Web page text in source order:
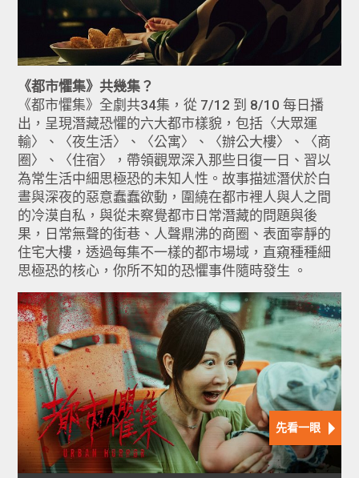
《都市懼集》共幾集？
《都市懼集》全劇共34集，從 7/12 到 8/10 每日播
出，呈現潛藏恐懼的六大都市樣貌，包括〈大眾運
輸〉、〈夜生活〉、〈公寓〉、〈辦公大樓〉、〈商
圈〉、〈住宿〉，帶領觀眾深入那些日復一日、習以
為常生活中細思極恐的未知人性。故事描述潛伏於白
晝與深夜的惡意蠢蠢欲動，圍繞在都市裡人與人之間
的冷漠自私，與從未察覺都市日常潛藏的問題與後
果，日常無聲的街巷、人聲鼎沸的商圈、表面寧靜的
住宅大樓，透過每集不一樣的都市場域，直窺種種細
思極恐的核心，你所不知的恐懼事件隨時發生 。